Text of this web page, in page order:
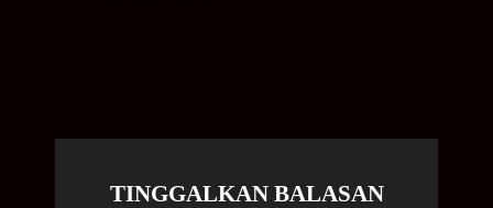
TINGGALKAN BALASAN